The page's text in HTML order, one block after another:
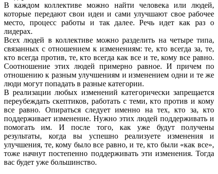
В каждом коллективе можно найти человека или людей,
которые передают свои идеи и сами улучшают свое рабочее
место, процесс работы и так далее. Речь идет как раз о
лидерах.
Всех людей в коллективе можно разделить на четыре типа,
связанных с отношением к изменениям: те, кто всегда за, те,
кто всегда против, те, кто всегда как все и те, кому все равно.
Соотношение этих людей примерно равное. И причем по
отношению к разным улучшениям и изменением одни и те же
люди могут попадать в разные категории.
В реализации любых изменений категорически запрещается
переубеждать скептиков, работать с теми, кто против и кому
все равно. Опираться следует именно на тех, кто за, кто
поддерживает изменение. Нужно этих людей поддерживать и
помогать им. И после того, как уже будут получены
результаты, когда вы успешно реализуете изменения и
улучшения, те, кому было все равно, и те, кто были «как все»,
тоже начнут постепенно поддерживать эти изменения. Тогда
вас будет уже большинство.